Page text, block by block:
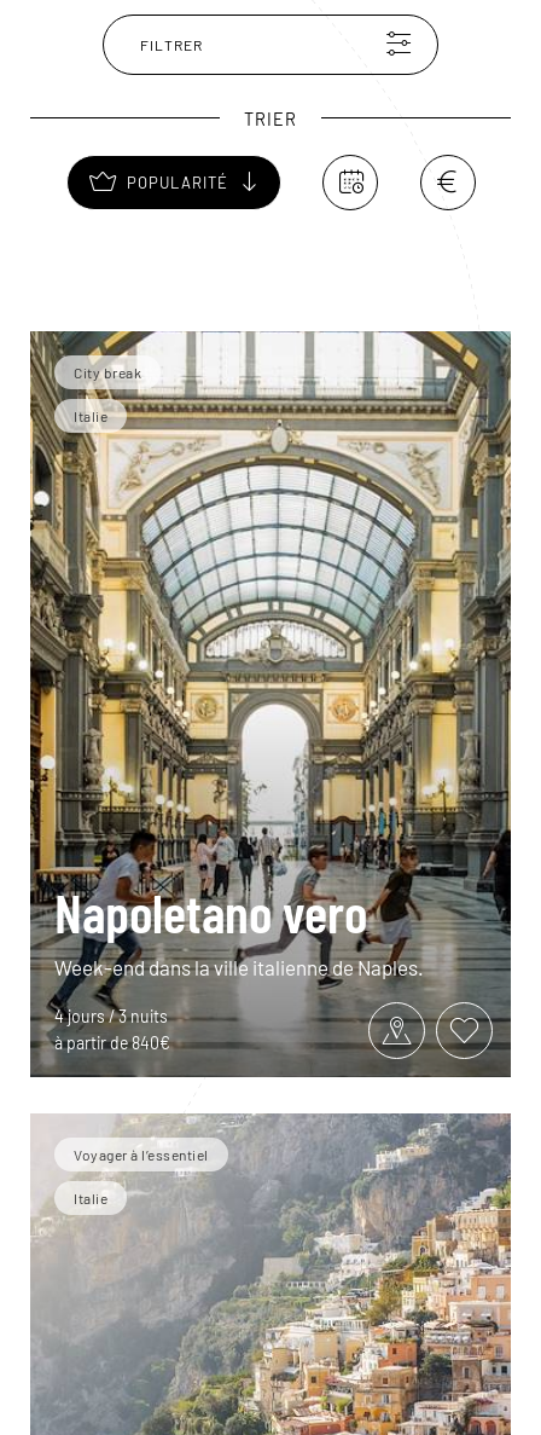
quelques heures.
FILTRER
TRIER
POPULARITÉ
City break
Italie
Napoletano vero
Week-end dans la ville italienne de Naples.
4 jours / 3 nuits
à partir de 840€
Voyager à l’essentiel
Italie